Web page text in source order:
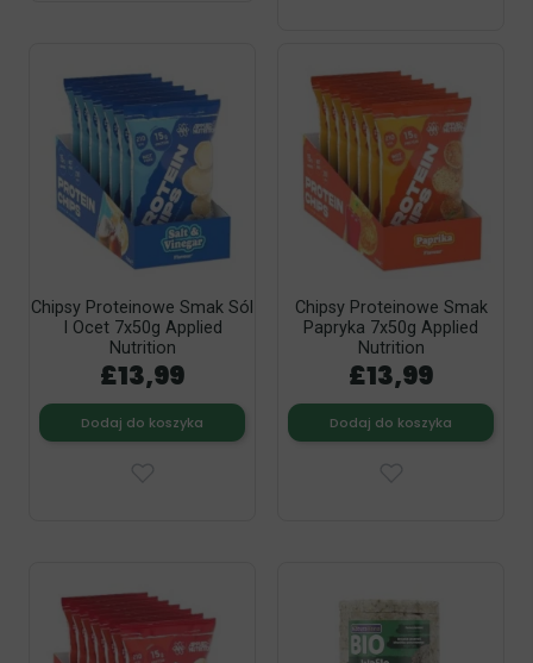
Chipsy Proteinowe Smak Sól
I Ocet 7x50g Applied
Nutrition
£13,99
Dodaj do koszyka
Chipsy Proteinowe Smak
Papryka 7x50g Applied
Nutrition
£13,99
Dodaj do koszyka